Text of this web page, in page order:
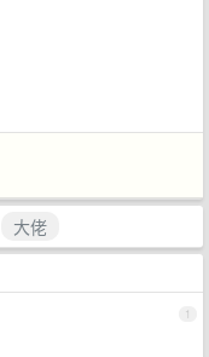
大佬
1